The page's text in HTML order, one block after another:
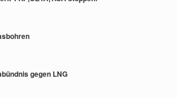
gegen LNG